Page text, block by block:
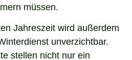
müssen.
Jahreszeit wird außerdem
unverzichtbar.
stellen nicht nur ein